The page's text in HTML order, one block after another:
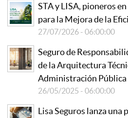
STA y LISA, pioneros
para la Mejora de la
27/07/2026 - 06:00:00
Seguro de
de la Arquitectura
Administración Pública
26/05/2025 - 06:00:00
Lisa Seguros lanza una